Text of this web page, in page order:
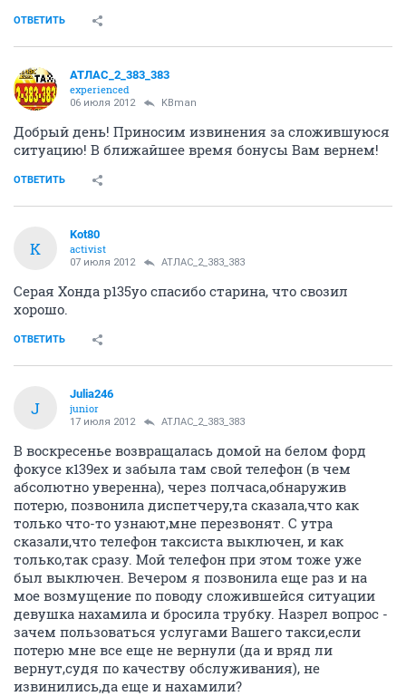
ОТВЕТИТЬ
АТЛАС_2_383_383
experienced
06 июля 2012 KBman
Добрый день! Приносим извинения за сложившуюся
ситуацию! В ближайшее время бонусы Вам вернем!
ОТВЕТИТЬ
K
Kot80
activist
07 июля 2012 АТЛАС_2_383_383
Серая Хонда р135уо спасибо старина, что свозил
хорошо.
ОТВЕТИТЬ
J
Julia246
junior
17 июля 2012 АТЛАС_2_383_383
В воскресенье возвращалась домой на белом форд
фокусе к139ех и забыла там свой телефон (в чем
абсолютно уверенна), через полчаса,обнаружив
потерю, позвонила диспетчеру,та сказала,что как
только что-то узнают,мне перезвонят. С утра
сказали,что телефон таксиста выключен, и как
только,так сразу. Мой телефон при этом тоже уже
был выключен. Вечером я позвонила еще раз и на
мое возмущение по поводу сложившейся ситуации
девушка нахамила и бросила трубку. Назрел вопрос -
зачем пользоваться услугами Вашего такси,если
потерю мне все еще не вернули (да и вряд ли
вернут,судя по качеству обслуживания), не
извинились,да еще и нахамили?